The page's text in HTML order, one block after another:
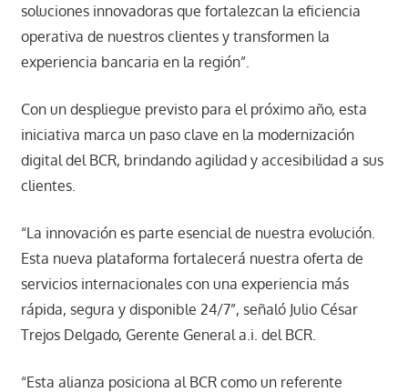
soluciones innovadoras que fortalezcan la eficiencia
operativa de nuestros clientes y transformen la
experiencia bancaria en la región”.
Con un despliegue previsto para el próximo año, esta
iniciativa marca un paso clave en la modernización
digital del BCR, brindando agilidad y accesibilidad a sus
clientes.
“La innovación es parte esencial de nuestra evolución.
Esta nueva plataforma fortalecerá nuestra oferta de
servicios internacionales con una experiencia más
rápida, segura y disponible 24/7”, señaló Julio César
Trejos Delgado, Gerente General a.i. del BCR.
“Esta alianza posiciona al BCR como un referente